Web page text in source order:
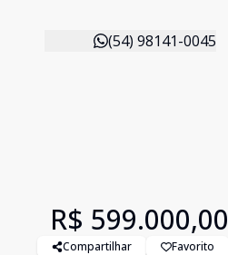
(54) 98141-0045
R$ 599.000,00
Compartilhar Favorito